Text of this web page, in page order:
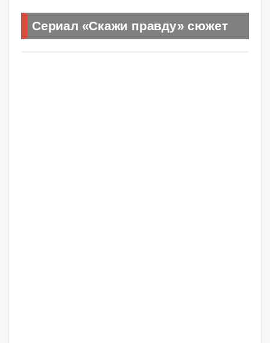
Сериал «Скажи правду» сюжет